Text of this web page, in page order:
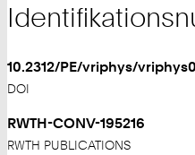
10.2312/PE/vriphys/
DOI
RWTH-CONV-195216
RWTH PUBLICATIONS